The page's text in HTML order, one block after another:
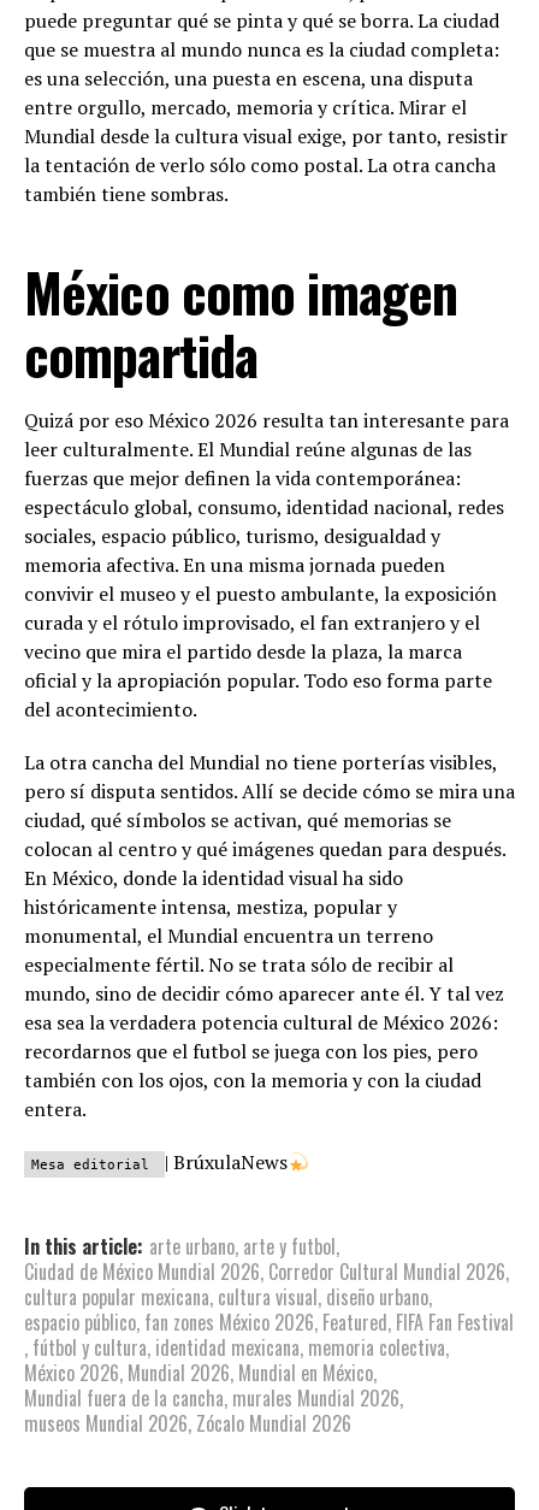
puede preguntar qué se pinta y qué se borra. La ciudad
que se muestra al mundo nunca es la ciudad completa:
es una selección, una puesta en escena, una disputa
entre orgullo, mercado, memoria y crítica. Mirar el
Mundial desde la cultura visual exige, por tanto, resistir
la tentación de verlo sólo como postal. La otra cancha
también tiene sombras.
México como imagen
compartida
Quizá por eso México 2026 resulta tan interesante para
leer culturalmente. El Mundial reúne algunas de las
fuerzas que mejor definen la vida contemporánea:
espectáculo global, consumo, identidad nacional, redes
sociales, espacio público, turismo, desigualdad y
memoria afectiva. En una misma jornada pueden
convivir el museo y el puesto ambulante, la exposición
curada y el rótulo improvisado, el fan extranjero y el
vecino que mira el partido desde la plaza, la marca
oficial y la apropiación popular. Todo eso forma parte
del acontecimiento.
La otra cancha del Mundial no tiene porterías visibles,
pero sí disputa sentidos. Allí se decide cómo se mira una
ciudad, qué símbolos se activan, qué memorias se
colocan al centro y qué imágenes quedan para después.
En México, donde la identidad visual ha sido
históricamente intensa, mestiza, popular y
monumental, el Mundial encuentra un terreno
especialmente fértil. No se trata sólo de recibir al
mundo, sino de decidir cómo aparecer ante él. Y tal vez
esa sea la verdadera potencia cultural de México 2026:
recordarnos que el futbol se juega con los pies, pero
también con los ojos, con la memoria y con la ciudad
entera.
Mesa editorial | BrúxulaNews
In this article: arte urbano, arte y futbol,
Ciudad de México Mundial 2026, Corredor Cultural Mundial 2026,
cultura popular mexicana, cultura visual, diseño urbano,
espacio público, fan zones México 2026, Featured, FIFA Fan Festival
, fútbol y cultura, identidad mexicana, memoria colectiva,
México 2026, Mundial 2026, Mundial en México,
Mundial fuera de la cancha, murales Mundial 2026,
museos Mundial 2026, Zócalo Mundial 2026